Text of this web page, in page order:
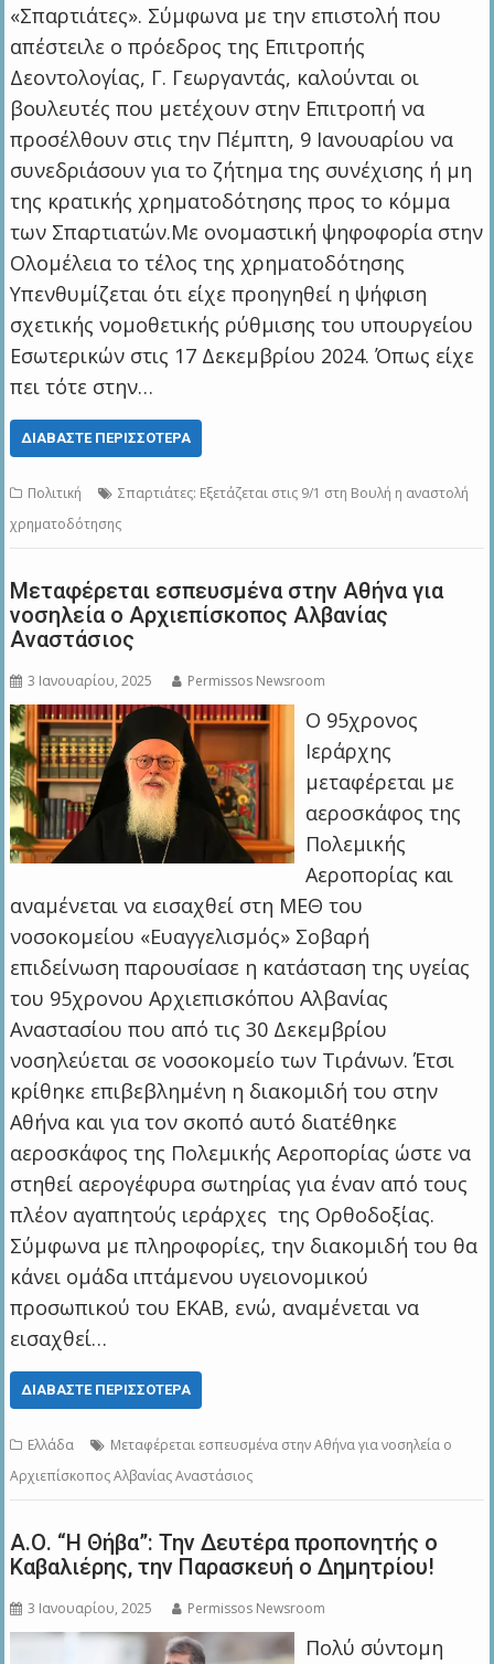
«Σπαρτιάτες». Σύμφωνα με την επιστολή που
απέστειλε ο πρόεδρος της Επιτροπής
Δεοντολογίας, Γ. Γεωργαντάς, καλούνται οι
βουλευτές που μετέχουν στην Επιτροπή να
προσέλθουν στις την Πέμπτη, 9 Ιανουαρίου να
συνεδριάσουν για το ζήτημα της συνέχισης ή μη
της κρατικής χρηματοδότησης προς το κόμμα
των Σπαρτιατών.Με ονομαστική ψηφοφορία στην
Ολομέλεια το τέλος της χρηματοδότησης
Υπενθυμίζεται ότι είχε προηγηθεί η ψήφιση
σχετικής νομοθετικής ρύθμισης του υπουργείου
Εσωτερικών στις 17 Δεκεμβρίου 2024. Όπως είχε
πει τότε στην…
ΔΙΑΒΆΣΤΕ ΠΕΡΙΣΣΌΤΕΡΑ
Πολιτική
Σπαρτιάτες: Εξετάζεται στις 9/1 στη Βουλή η αναστολή
χρηματοδότησης
Μεταφέρεται εσπευσμένα στην Αθήνα για
νοσηλεία ο Αρχιεπίσκοπος Αλβανίας
Αναστάσιος
3 Ιανουαρίου, 2025 Permissos Newsroom
Ο 95χρονος
Ιεράρχης
μεταφέρεται με
αεροσκάφος της
Πολεμικής
Αεροπορίας και
αναμένεται να εισαχθεί στη ΜΕΘ του
νοσοκομείου «Ευαγγελισμός» Σοβαρή
επιδείνωση παρουσίασε η κατάσταση της υγείας
του 95χρονου Αρχιεπισκόπου Αλβανίας
Αναστασίου που από τις 30 Δεκεμβρίου
νοσηλεύεται σε νοσοκομείο των Τιράνων. Έτσι
κρίθηκε επιβεβλημένη η διακομιδή του στην
Αθήνα και για τον σκοπό αυτό διατέθηκε
αεροσκάφος της Πολεμικής Αεροπορίας ώστε να
στηθεί αερογέφυρα σωτηρίας για έναν από τους
πλέον αγαπητούς ιεράρχες της Ορθοδοξίας.
Σύμφωνα με πληροφορίες, την διακομιδή του θα
κάνει ομάδα ιπτάμενου υγειονομικού
προσωπικού του ΕΚΑΒ, ενώ, αναμένεται να
εισαχθεί…
ΔΙΑΒΆΣΤΕ ΠΕΡΙΣΣΌΤΕΡΑ
Ελλάδα
Μεταφέρεται εσπευσμένα στην Αθήνα για νοσηλεία ο
Αρχιεπίσκοπος Αλβανίας Αναστάσιος
Α.Ο. “Η Θήβα”: Την Δευτέρα προπονητής ο
Καβαλιέρης, την Παρασκευή ο Δημητρίου!
3 Ιανουαρίου, 2025 Permissos Newsroom
Πολύ σύντομη